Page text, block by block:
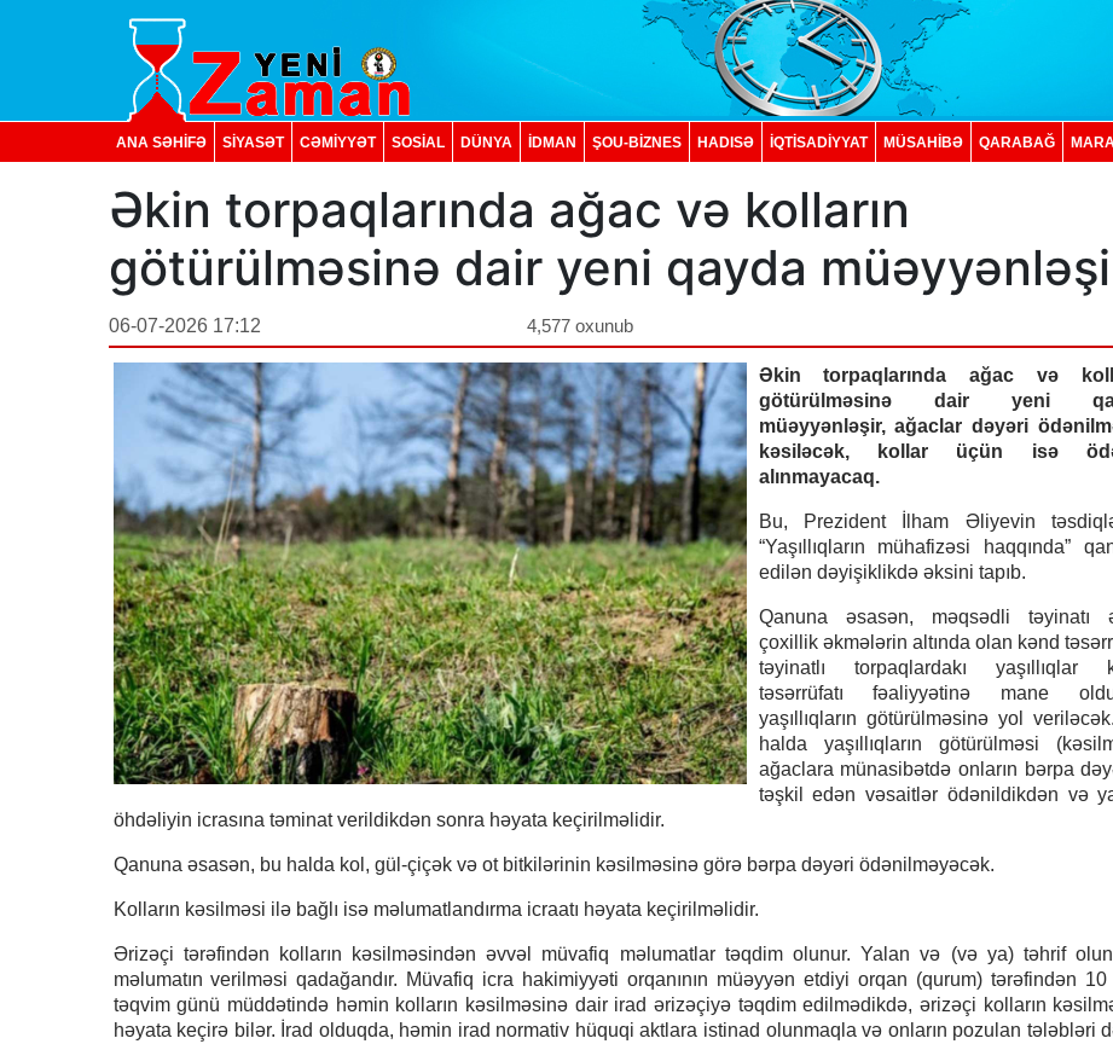
ANA SƏHİFƏ SİYASƏT CƏMİYYƏT SOSIAL DÜNYA İDMAN ŞOU-BİZNES HADISƏ İQTISADIYYAT MÜSAHİBƏ QARABAĞ
Əkin torpaqlarında ağac və kolların
götürülməsinə dair yeni qayda
06-07-2026 17:12 4,577 oxunub
Əkin torpaqlarında ağac və
götürülməsinə dair yeni
müəyyənləşir, ağaclar dəyəri
kəsiləcək, kollar üçün isə
alınmayacaq.
Bu, Prezident İlham Əliyevin
“Yaşıllıqların mühafizəsi haqqında”
edilən dəyişiklikdə əksini tapıb.
Qanuna əsasən, məqsədli təyinatı
çoxillik əkmələrin altında olan kənd
təyinatlı torpaqlardakı yaşıllıqlar
təsərrüfatı fəaliyyətinə mane
yaşıllıqların götürülməsinə yol
halda yaşıllıqların götürülməsi
ağaclara münasibətdə onların bərpa
təşkil edən vəsaitlər ödənildikdən və
öhdəliyin icrasına təminat verildikdən sonra həyata keçirilməlidir.
Qanuna əsasən, bu halda kol, gül-çiçək və ot bitkilərinin kəsilməsinə görə bərpa dəyəri ödənilməyəcək.
Kolların kəsilməsi ilə bağlı isə məlumatlandırma icraatı həyata keçirilməlidir.
Ərizəçi tərəfindən kolların kəsilməsindən əvvəl müvafiq məlumatlar təqdim olunur. Yalan və (və ya) təhrif
məlumatın verilməsi qadağandır. Müvafiq icra hakimiyyəti orqanının müəyyən etdiyi orqan (qurum) tərəfindən 10
təqvim günü müddətində həmin kolların kəsilməsinə dair irad ərizəçiyə təqdim edilmədikdə, ərizəçi kolların
həyata keçirə bilər. İrad olduqda, həmin irad normativ hüquqi aktlara istinad olunmaqla və onların pozulan tələbləri